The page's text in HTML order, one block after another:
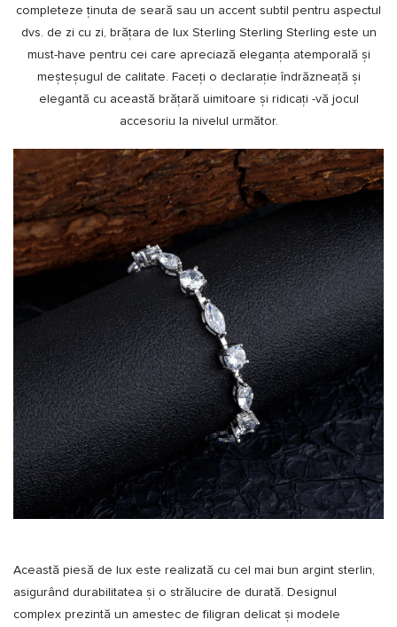
completeze ținuta de seară sau un accent subtil pentru aspectul
dvs. de zi cu zi, brățara de lux Sterling Sterling Sterling este un
must-have pentru cei care apreciază eleganța atemporală și
meșteșugul de calitate. Faceți o declarație îndrăzneață și
elegantă cu această brățară uimitoare și ridicați -vă jocul
accesoriu la nivelul următor.
Această piesă de lux este realizată cu cel mai bun argint sterlin,
asigurând durabilitatea și o strălucire de durată. Designul
complex prezintă un amestec de filigran delicat și modele